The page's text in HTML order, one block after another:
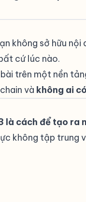
không sở hữu
cứ lúc nào.
trên một nền
và không ai
là cách để tạo ra
không tập trung